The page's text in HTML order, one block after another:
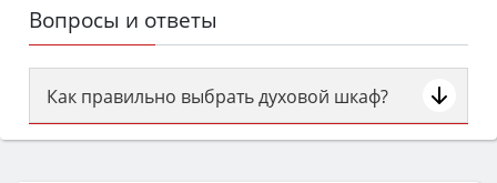
Вопросы и ответы
Как правильно выбрать духовой шкаф?
Сначала определитесь с типом (газовый или